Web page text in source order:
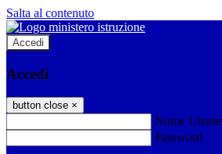
Salta al contenuto
Accedi
Accedi
button close ×
Nome Utente
Password